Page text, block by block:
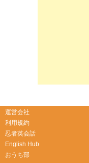
運営会社
利用規約
忍者英会話
English Hub
おうち部